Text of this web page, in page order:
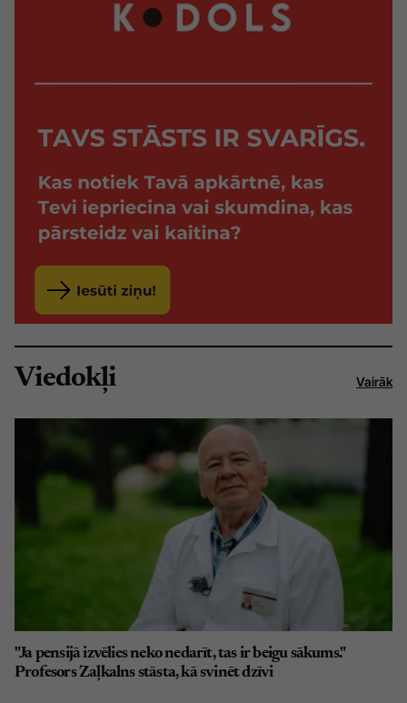
Viedokļi Vairāk
"Ja pensijā izvēlies neko nedarīt, tas ir beigu sākums."
Profesors Zaļkalns stāsta, kā svinēt dzīvi